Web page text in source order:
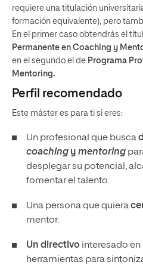
requiere una titulación
formación equivalente), pero
En el primer caso obtendrás el
Permanente en Coaching y
en el segundo el de Programa
Mentoring.
Perfil recomendado
Este máster es para ti si eres:
Un profesional que busca
coaching y mentoring
desplegar su potencial,
fomentar el talento.
Una persona que quiera
mentor.
Un directivo interesado
herramientas para